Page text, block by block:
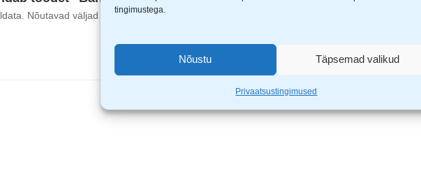
tingimustega.
Nõustu Täpsemad valikud
Privaatsustingimused
Nõutavad väljad on tähistatud*-ga